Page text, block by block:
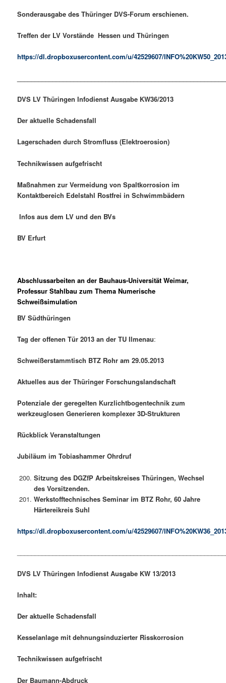
Sonderausgabe des Thüringer DVS-Forum erschienen.
Treffen der LV Vorstände Hessen und Thüringen
https://dl.dropboxusercontent.com/u/42529607/
DVS LV Thüringen Infodienst Ausgabe KW36/2013
Der aktuelle Schadensfall
Lagerschaden durch Stromfluss (Elektroerosion)
Technikwissen aufgefrischt
Maßnahmen zur Vermeidung von Spaltkorrosion im
Kontaktbereich Edelstahl Rostfrei in Schwimmbädern
Infos aus dem LV und den BVs
BV Erfurt
Abschlussarbeiten an der Bauhaus-Universität Weimar,
Professur Stahlbau zum Thema Numerische
Schweißsimulation
BV Südthüringen
Tag der offenen Tür 2013 an der TU Ilmenau:
Schweißerstammtisch BTZ Rohr am 29.05.2013
Aktuelles aus der Thüringer Forschungslandschaft
Potenziale der geregelten Kurzlichtbogentechnik zum
werkzeuglosen Generieren komplexer 3D-Strukturen
Rückblick Veranstaltungen
Jubiläum im Tobiashammer Ohrdruf
Sitzung des DGZfP Arbeitskreises Thüringen, Wechsel
des Vorsitzenden.
Werkstofftechnisches Seminar im BTZ Rohr, 60 Jahre
Härtereikreis Suhl
https://dl.dropboxusercontent.com/u/42529607/
DVS LV Thüringen Infodienst Ausgabe KW 13/2013
Inhalt:
Der aktuelle Schadensfall
Kesselanlage mit dehnungsinduzierter Risskorrosion
Technikwissen aufgefrischt
Der Baumann-Abdruck